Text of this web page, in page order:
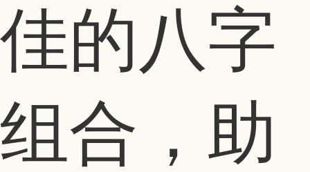
佳的八字
组合，助